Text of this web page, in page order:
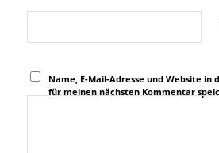
Name, E-Mail-Adresse und Website in
für meinen nächsten Kommentar